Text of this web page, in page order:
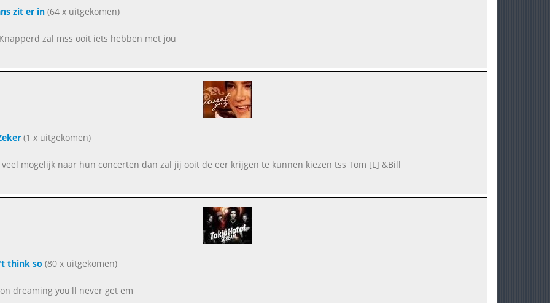
zit er in(64 x uitgekomen)
zal mss ooit iets hebben met jou
(1 x uitgekomen)
veel mogelijk naar hun concerten dan zal jij ooit de eer krijgen te kunnen kiezen tss Tom [L] &Bill
think so (80 x uitgekomen)
dreaming you'll never get em